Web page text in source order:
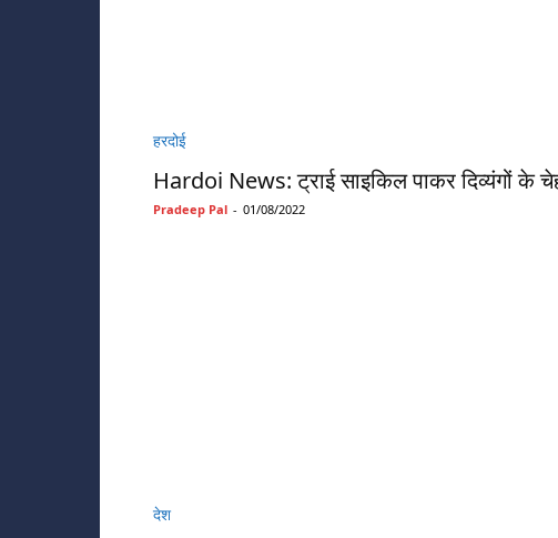
हरदोई
Hardoi News: ट्राई साइकिल पाकर दिव्यंगों के
Pradeep Pal - 01/08/2022
देश